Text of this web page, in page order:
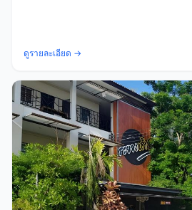
ดูรายละเอียด →